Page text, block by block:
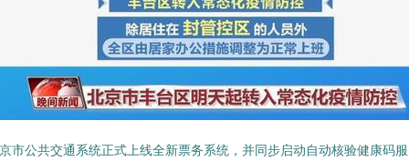
市公共交通系统正式上线全新票务系统，并同步启动自动核验健康码服